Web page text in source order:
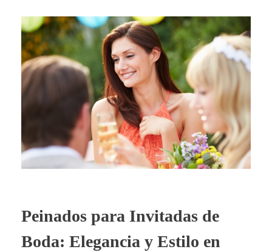
Peinados para Invitadas de
Boda: Elegancia y Estilo en